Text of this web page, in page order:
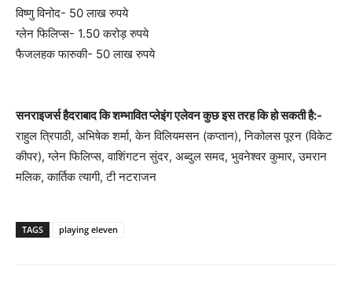
विष्णु विनोद- 50 लाख रुपये
ग्लेन फिलिप्स- 1.50 करोड़ रुपये
फैजलहक फारुकी- 50 लाख रुपये
सनराइजर्स हैदराबाद कि शम्भावित प्लेइंग एलेवन कुछ इस तरह कि हो सकती है:-
राहुल त्रिपाठी, अभिषेक शर्मा, केन विलियमसन (कप्तान), निकोलस पूरन (विकेट
कीपर), ग्लेन फिलिप्स, वाशिंगटन सुंदर, अब्दुल समद, भुवनेश्वर कुमार, उमरान
मलिक, कार्तिक त्यागी, टी नटराजन
TAGS playing eleven